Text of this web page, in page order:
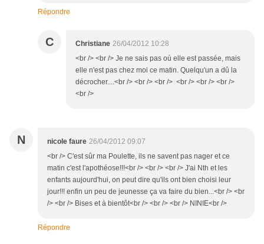
Répondre
C Christiane 26/04/2012 10:28
<br /> <br /> Je ne sais pas où elle est passée, mais
elle n'est pas chez moi ce matin. Quelqu'un a dû la
décrocher....<br /> <br /> <br /> <br /> <br /> <br />
<br />
N nicole faure 26/04/2012 09:07
<br /> C'est sûr ma Poulette, ils ne savent pas nager et ce
matin c'est l'apothéose!!!<br /> <br /> <br /> J'ai Nth et les
enfants aujourd'hui, on peut dire qu'ils ont bien choisi leur
jour!!! enfin un peu de jeunesse ça va faire du bien...<br /> <br
/> <br /> Bises et à bientôt<br /> <br /> <br /> NINIE<br />
Répondre